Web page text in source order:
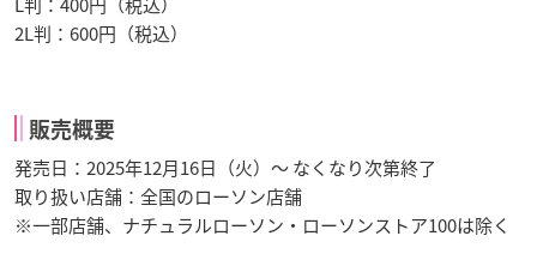
2L判：600円（税込）
販売概要
発売日：2025年12月16日（火）〜 なくなり次第終了
取り扱い店舗：全国のローソン店舗
※一部店舗、ナチュラルローソン・ローソンストア100は除く